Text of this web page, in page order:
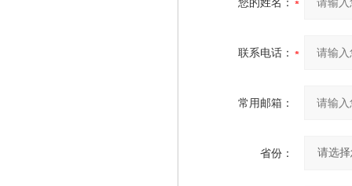
联系电话：
常用邮箱：
省份：